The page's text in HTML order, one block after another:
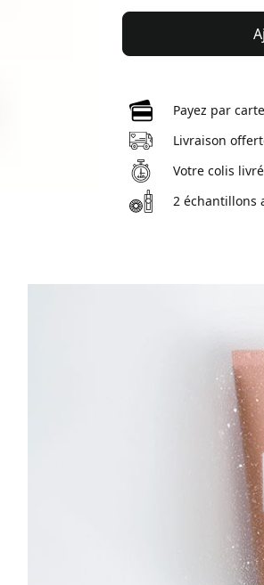
Payez par
Livraison
Votre colis
2 échantillons